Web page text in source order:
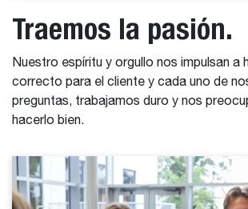
Traemos la pasión.
Nuestro espíritu y orgullo nos impulsan a
correcto para el cliente y cada uno de
preguntas, trabajamos duro y nos
hacerlo bien.